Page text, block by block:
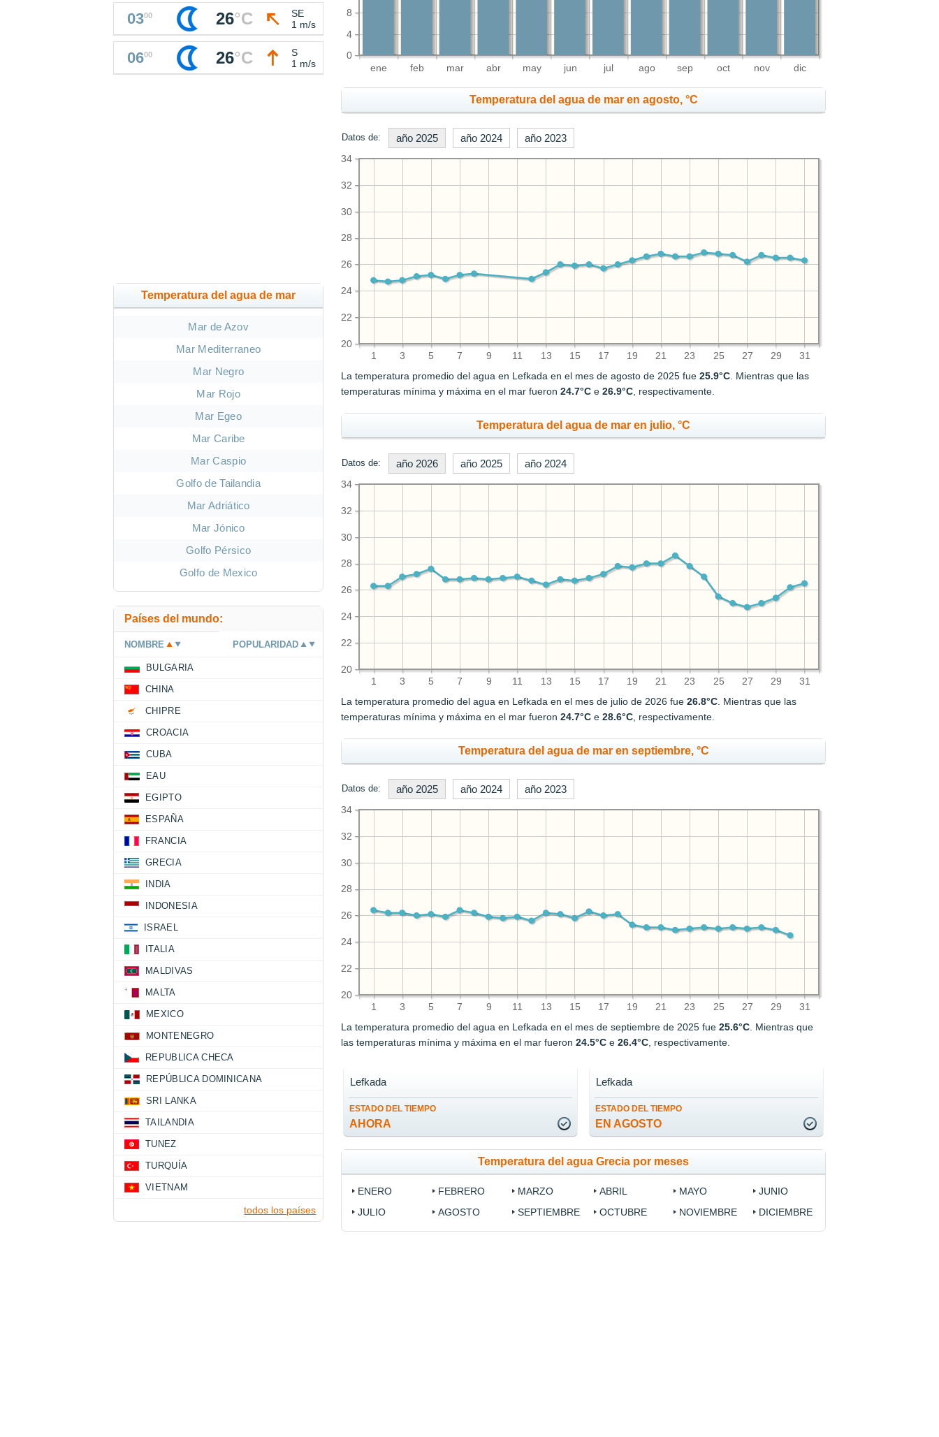
ene feb mar abr may jun jul ago sep oct nov dic
0
4
8
Temperatura del agua de mar en agosto, °C
Datos de: año 2025 año 2024 año 2023
1 3 5 7 9 11 13 15 17 19 21 23 25 27 29 31
20
22
24
26
28
30
32
34
La temperatura promedio del agua en Lefkada en el mes de agosto de 2025 fue25.9°C. Mientras que las
temperaturas mínima y máxima en el mar fueron24.7°C e26.9°C, respectivamente.
Temperatura del agua de mar en julio, °C
Datos de: año 2026 año 2025 año 2024
1 3 5 7 9 11 13 15 17 19 21 23 25 27 29 31
20
22
24
26
28
30
32
34
La temperatura promedio del agua en Lefkada en el mes de julio de 2026 fue26.8°C. Mientras que las
temperaturas mínima y máxima en el mar fueron24.7°C e28.6°C, respectivamente.
Temperatura del agua de mar en septiembre, °C
Datos de: año 2025 año 2024 año 2023
1 3 5 7 9 11 13 15 17 19 21 23 25 27 29 31
20
22
24
26
28
30
32
34
La temperatura promedio del agua en Lefkada en el mes de septiembre de 2025 fue25.6°C. Mientras que
las temperaturas mínima y máxima en el mar fueron24.5°C e26.4°C, respectivamente.
ESTADO DEL TIEMPO
AHORA
Lefkada
ESTADO DEL TIEMPO
EN AGOSTO
Lefkada
Temperatura del agua Grecia por meses
ENERO FEBRERO MARZO ABRIL MAYO
JUNIO
JULIO
AGOSTO SEPTIEMBRE OCTUBRE NOVIEMBRE DICIEMBRE
0300 26°C
SE
1 m/s
0600 26°C
S
1 m/s
Temperatura del agua de mar
Mar de Azov
Mar Mediterraneo
Mar Negro
Mar Rojo
Mar Egeo
Mar Caribe
Mar Caspio
Golfo de Tailandia
Mar Adriático
Mar Jónico
Golfo Pérsico
Golfo de Mexico
Países del mundo:
NOMBRE POPULARIDAD
BULGARIA
CHINA
CHIPRE
CROACIA
CUBA
EAU
EGIPTO
ESPAÑA
FRANCIA
GRECIA
INDIA
INDONESIA
ISRAEL
ITALIA
MALDIVAS
MALTA
MEXICO
MONTENEGRO
REPUBLICA CHECA
REPÚBLICA DOMINICANA
SRI LANKA
TAILANDIA
TUNEZ
TURQUÍA
VIETNAM
todos los países